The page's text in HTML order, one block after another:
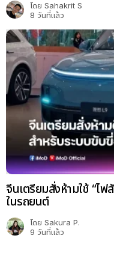
โดย Sahakrit S
8 วันที่แล้ว
จีนเตรียมสั่งห้ามใช้ “ไ
ในรถยนต์
โดย Sakura P.
9 วันที่แล้ว